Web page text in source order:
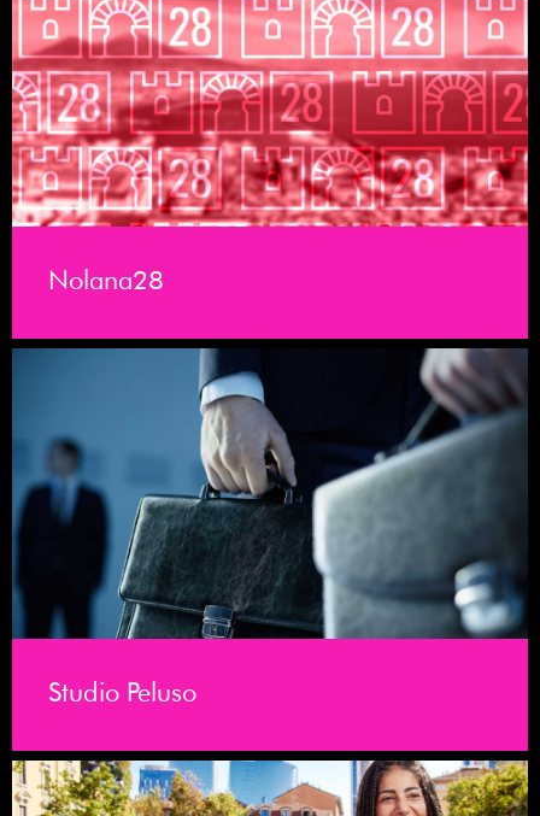
Nolana28
Studio Peluso